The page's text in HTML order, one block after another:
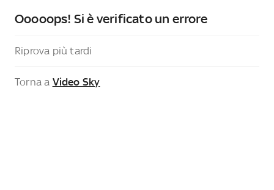
Ooooops! Si è verificato un errore
Riprova più tardi
Torna a Video Sky